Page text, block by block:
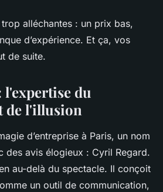
alléchantes : un prix bas,
d’expérience. Et ça, vos
de suite.
l'expertise du
de l'illusion
d’entreprise à Paris, un nom
des avis élogieux : Cyril Regard.
au-delà du spectacle. Il conçoit
un outil de communication,